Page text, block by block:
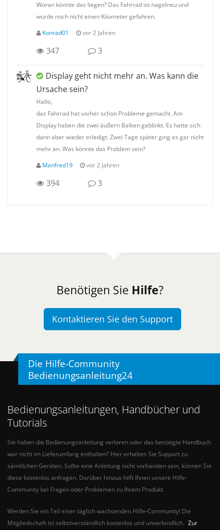
Woran könnte das liegen? Das Fahrrad ist nagelneu und
wurde noch nicht einen Kilometer gefahren.
Konrad01 vor 2 Jahren
347 3
Display geht nicht mehr an. Was kann die
Ursache sein?
Hallo,
das Fahrrad hat vorher schon Probleme gemacht. Am
Display haben die zwei äußern Balken geblinkt. Es hatte sich
dann aber wieder erledigt. Zwei Tage später ging es gar nicht
mehr an. Was könnte das Problem sein?
Manfred19 vor 2 Jahren
394 3
Benötigen Sie Hilfe?
Kontaktieren Sie den Support
Die Hilfe-Community
Bedienungsanleitung24
Bedienungsanleitungen, Handbücher und
Tutorials
Sie haben die Bedienungsanleitung verloren oder das benötigte Handbuch
war nicht im Lieferumfang enthalten? Hier erhalten Sie Support zu
sämtlichen Geräten. Sollte eine Anleitung nicht vorhanden sein, können Sie
diese kostenlos anfragen. Darüber hinaus hilft Ihnen unsere Hilfe-
Community bei Fragen oder Problemen zu Ihrem Produkt.
Werden Sie ein Teil einer täglich wachsenden Hilfe-Community! Die
Mitgliedschaft ist selbstverständlich kostenlos und unverbindlich. Zur